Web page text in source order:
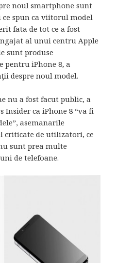
noul smartphone sunt
spun ca viitorul model
fata de tot ce a fost
al unui centru Apple
sunt produse
pentru iPhone 8, a
despre noul model.
nu a fost facut public, a
Insider ca iPhone 8 “va fi
asemanarile
criticate de utilizatori, ce
sunt prea multe
de telefoane.